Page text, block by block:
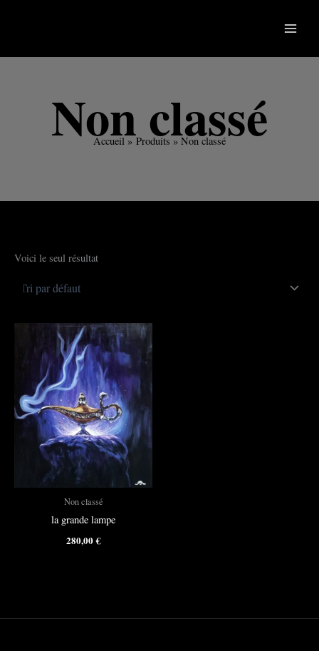
Non classé
Accueil Produits Non classé
Voici le seul résultat
Non classé
la grande lampe
280,00€